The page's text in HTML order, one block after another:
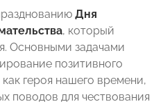
Дня
, который
Основными задачами
позитивного
героя нашего времени,
поводов для чествования